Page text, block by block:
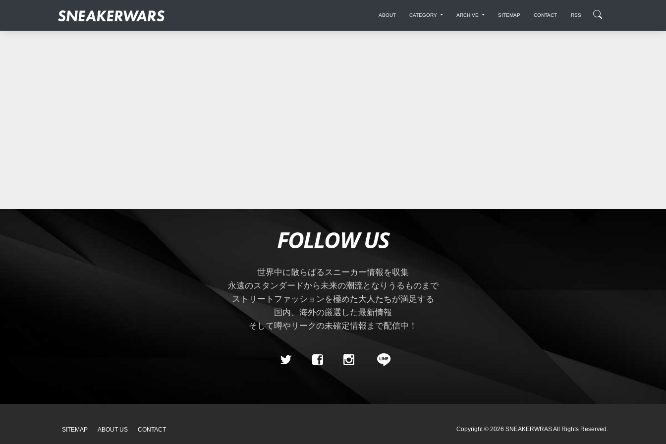
ABOUT CATEGORY ARCHIVE SITEMAP CONTACT RSS
FOLLOW US
世界中に散らばるスニーカー情報を収集
永遠のスタンダードから未来の潮流となりうるものまで
ストリートファッションを極めた大人たちが満足する
国内、海外の厳選した最新情報
そして噂やリークの未確定情報まで配信中！
SITEMAP ABOUT US CONTACT Copyright © 2026 SNEAKERWRASAll Rights Reserved.